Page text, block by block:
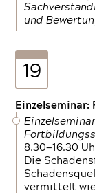
und
19
Einzelseminar:
8.30—16.30
Die
vermittelt wie